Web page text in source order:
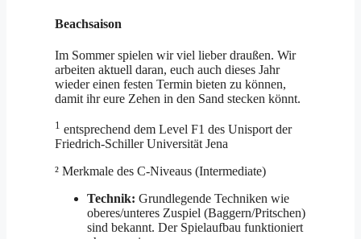
Beachsaison
Im Sommer spielen wir viel lieber draußen. Wir
arbeiten aktuell daran, euch auch dieses Jahr
wieder einen festen Termin bieten zu können,
damit ihr eure Zehen in den Sand stecken könnt.
1 entsprechend dem Level F1 des Unisport der
Friedrich-Schiller Universität Jena
² Merkmale des C-Niveaus (Intermediate)
Technik: Grundlegende Techniken wie
oberes/unteres Zuspiel (Baggern/Pritschen)
sind bekannt. Der Spielaufbau funktioniert